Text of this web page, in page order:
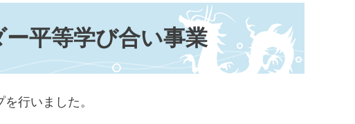
平等学び合い事業
行いました。